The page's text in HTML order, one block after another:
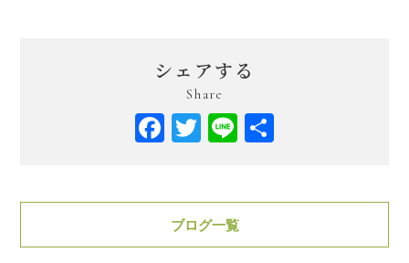
シェアする
Share
Facebook
Twitter
Line
ブログ一覧